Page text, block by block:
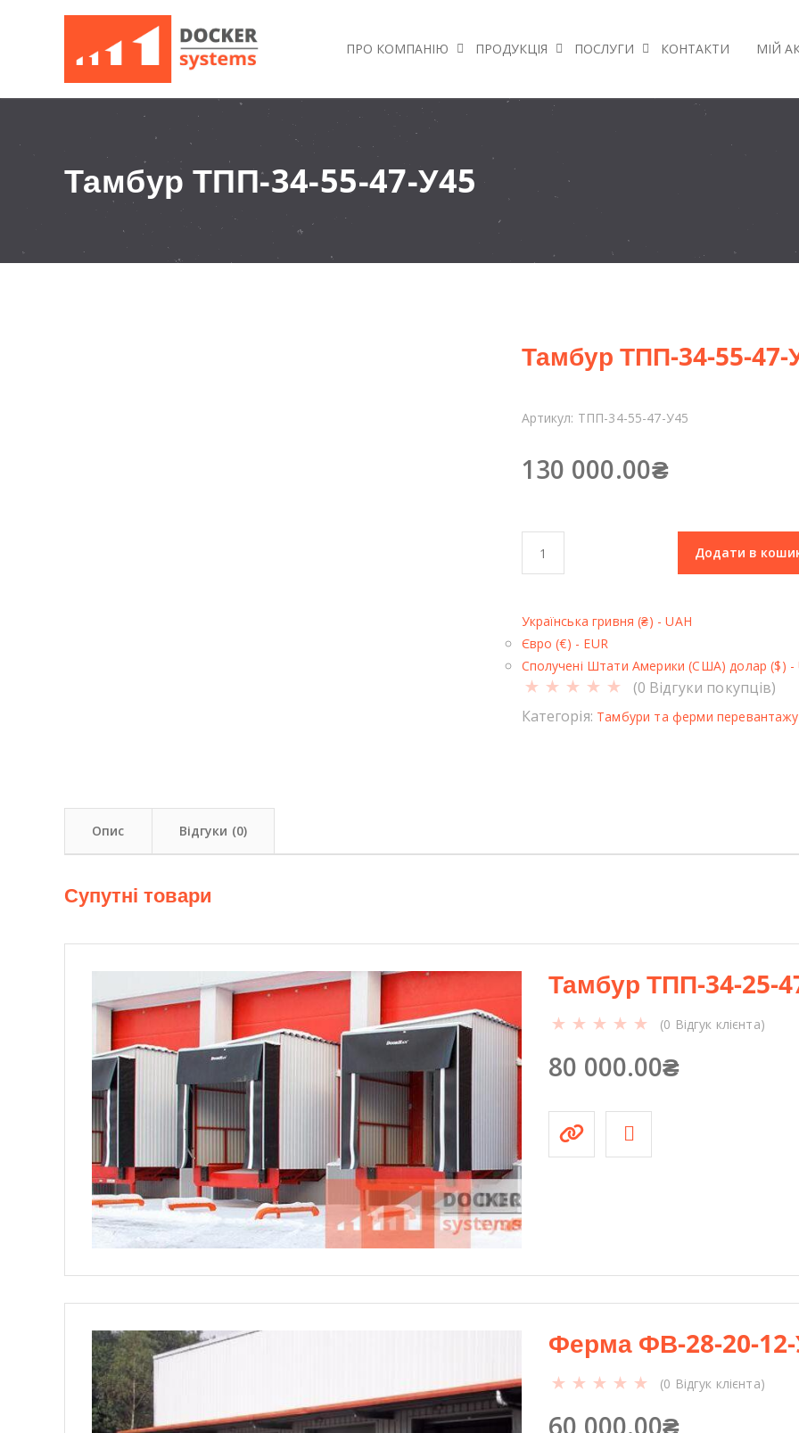
ПРО КОМПАНІЮ ПРОДУКЦІЯ ПОСЛУГИ КОНТАКТИ МІЙ
Тамбур ТПП-34-55-47-У45
Тамбур ТПП-34-55-47-
Артикул: ТПП-34-55-47-У45
130 000.00₴
у
р
Т
П
П
У
4
і
л
т
ь
Додати в
Українська гривня (₴) - UAH
Євро (€) - EUR
Сполучені Штати Америки (США) долар ($) -
(0 Відгуки покупців)
Категорія: Тамбури та ферми
Опис Відгуки (0)
Супутні товари
Тамбур ТПП-34-25-
(0 Відгук клієнта)
80 000.00₴
Ферма ФВ-28-20-
(0 Відгук клієнта)
60 000.00₴